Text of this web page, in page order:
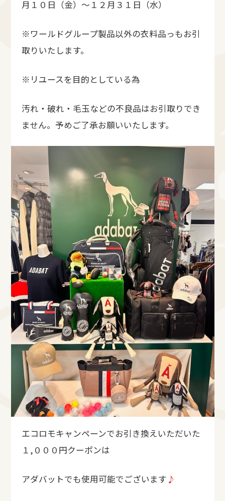
月１０日（金）～１２月３１日（水）
※ワールドグループ製品以外の衣料品っもお引
取りいたします。
※リユースを目的としている為
汚れ・破れ・毛玉などの不良品はお引取りでき
ません。予めご了承お願いいたします。
エコロモキャンペーンでお引き換えいただいた
１,０００円クーポンは
アダバットでも使用可能でございます ♪